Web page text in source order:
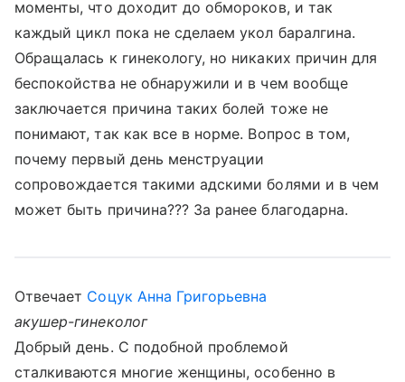
моменты, что доходит до обмороков, и так
каждый цикл пока не сделаем укол баралгина.
Обращалась к гинекологу, но никаких причин для
беспокойства не обнаружили и в чем вообще
заключается причина таких болей тоже не
понимают, так как все в норме. Вопрос в том,
почему первый день менструации
сопровождается такими адскими болями и в чем
может быть причина??? За ранее благодарна.
Отвечает Соцук Анна Григорьевна
акушер-гинеколог
Добрый день. С подобной проблемой
сталкиваются многие женщины, особенно в